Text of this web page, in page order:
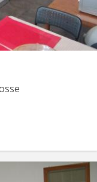
KL 3726